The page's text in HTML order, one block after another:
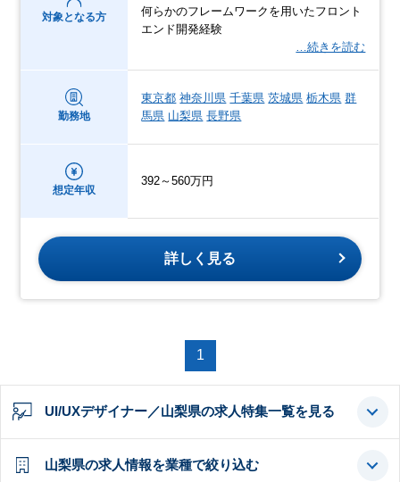
対象となる方
何らかのフレームワークを用いたフロント
エンド開発経験
…続きを読む
勤務地
東京都 神奈川県 千葉県 茨城県 栃木県 群
馬県 山梨県 長野県
想定年収
392～560万円
詳しく見る
1
UI/UXデザイナー／山梨県の求人特集一覧を見る
山梨県の求人情報を業種で絞り込む